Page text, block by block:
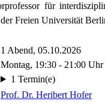
für
Freien Universität
1 Abend, 05.10.2026
Montag, 19:30 - 21:00 Uhr
1 Termin(e)
Prof. Dr. Heribert Hofer